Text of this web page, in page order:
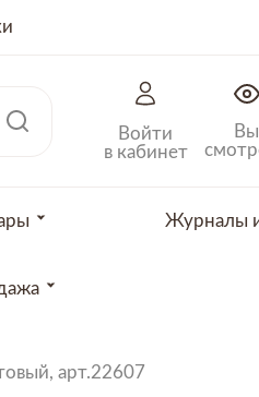
Войти
в кабинет
Вы
Журналы
арт.22607